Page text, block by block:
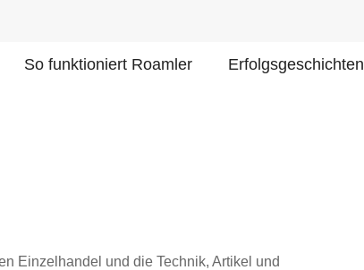
So funktioniert Roamler Erfolgsgeschichten
Einzelhandel und die Technik, Artikel und